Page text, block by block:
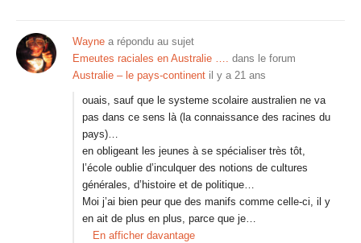
Wayne a répondu au sujet
Emeutes raciales en Australie …. dans le forum
Australie – le pays-continent il y a 21 ans
ouais, sauf que le systeme scolaire australien ne va
pas dans ce sens là (la connaissance des racines du
pays)…
en obligeant les jeunes à se spécialiser très tôt,
l’école oublie d’inculquer des notions de cultures
générales, d’histoire et de politique…
Moi j’ai bien peur que des manifs comme celle-ci, il y
en ait de plus en plus, parce que je…
En afficher davantage